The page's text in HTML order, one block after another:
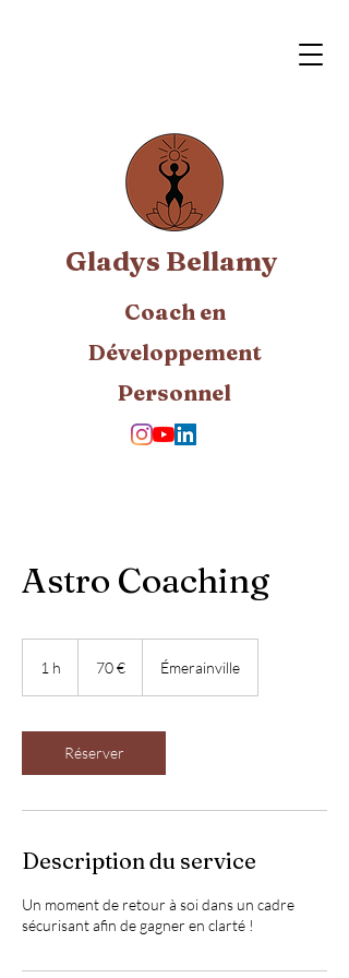
Gladys Bellamy
Coach en
Développement
Personnel​
Astro Coaching
1 h 70 € Émerainville
Réserver
Description du service
Un moment de retour à soi dans un cadre
sécurisant afin de gagner en clarté !